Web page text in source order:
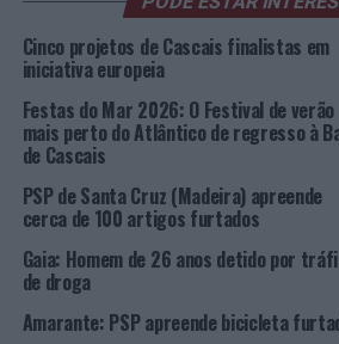
efetiva por furtos em residências,
prova, entretanto reunidos pelos
que o mesmo regressou à atividade
Na sequência da operação policial,
Alcabideche e um no Bairro da Torre,
ainda, sido identificada uma suspeita
com cerca de 30 anos de idade, pela
recetação e apreendida uma viatura
na prática dos ilícitos.
Cinco projetos de Cascais finalistas em
iniciativa europeia
Festas do Mar 2026: O Festival de verão
mais perto do Atlântico de regresso à
de Cascais
PSP de Santa Cruz (Madeira) apreende
cerca de 100 artigos furtados
Gaia: Homem de 26 anos detido por
de droga
Amarante: PSP apreende bicicleta